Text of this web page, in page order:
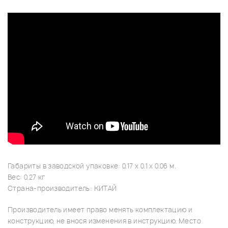
Габариты в заводской упаковке: 0.17 x 0.1 x 0.06 м.
Вес: 0.27 кг
Страна-производитель: КИТАЙ
Производитель имеет право менять комплектацию и
конструкцию, не внося изменения в инструкцию. Место